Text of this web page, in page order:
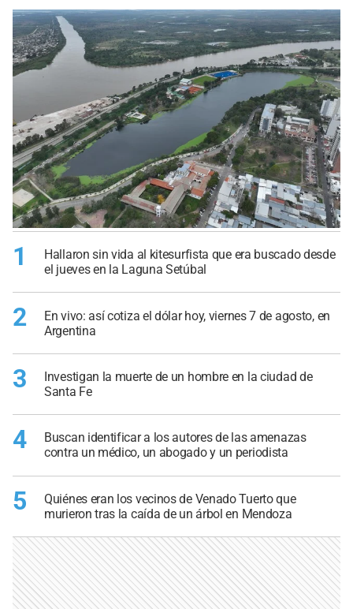
1
Hallaron sin vida al kitesurfista que era buscado desde
el jueves en la Laguna Setúbal
2
En vivo: así cotiza el dólar hoy, viernes 7 de agosto, en
Argentina
3
Investigan la muerte de un hombre en la ciudad de
Santa Fe
4
Buscan identificar a los autores de las amenazas
contra un médico, un abogado y un periodista
5
Quiénes eran los vecinos de Venado Tuerto que
murieron tras la caída de un árbol en Mendoza